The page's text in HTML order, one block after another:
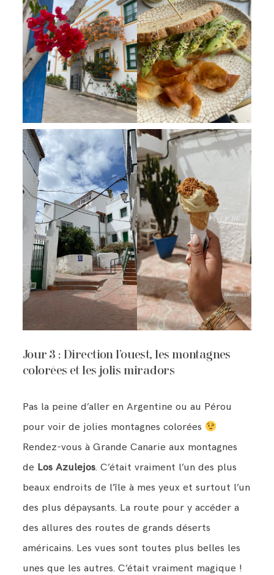
Jour 3 : Direction l’ouest, les montagnes
colorées et les jolis miradors
Pas la peine d’aller en Argentine ou au Pérou
pour voir de jolies montagnes colorées
Rendez-vous à Grande Canarie aux montagnes
de Los Azulejos. C’était vraiment l’un des plus
beaux endroits de l’île à mes yeux et surtout l’un
des plus dépaysants. La route pour y accéder a
des allures des routes de grands déserts
américains. Les vues sont toutes plus belles les
unes que les autres. C’était vraiment magique !